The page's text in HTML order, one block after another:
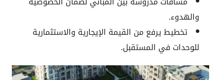
والهدوء.
تخطيط يرفع من القيمة الإيجارية والاستثمارية
للوحدات في المستقبل.